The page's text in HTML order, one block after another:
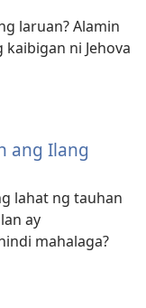
laruan? Alamin
ni Jehova
ang Ilang
lahat ng tauhan
ay
mahalaga?